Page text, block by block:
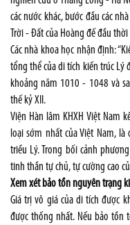
các nước khác, bước đầu các
Trời - Đất của Hoàng đế đầu thời
Các nhà khoa học nhận định:
tổng thể của di tích kiến trúc Lý
khoảng năm 1010 - 1048 và
thế kỷ XII.
Viện Hàn lâm KHXH Việt Nam
loại sớm nhất của Việt Nam,
triều Lý. Trong bối cảnh
tinh thần tự chủ, tự cường cao
Xem xét bảo tồn nguyên trạng
Giá trị vô giá của di tích được
được thống nhất. Nếu bảo tồn